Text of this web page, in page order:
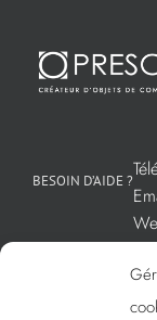
BESOIN D’AIDE ?